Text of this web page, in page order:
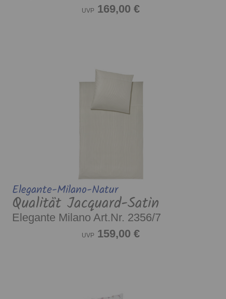
UVP 169,00 €
Elegante-Milano-Natur
Qualität Jacquard-Satin
Elegante Milano Art.Nr. 2356/7
UVP 159,00 €